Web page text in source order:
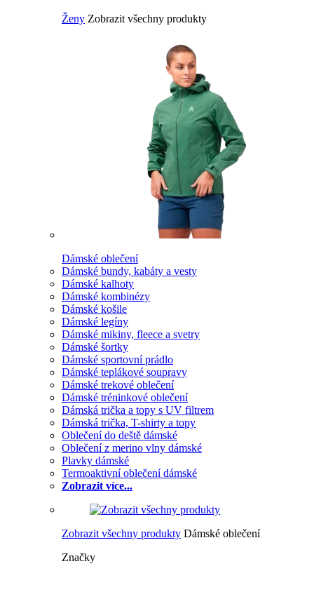
Ženy Zobrazit všechny produkty
Dámské oblečení
Dámské bundy, kabáty a vesty
Dámské kalhoty
Dámské kombinézy
Dámské košile
Dámské legíny
Dámské mikiny, fleece a svetry
Dámské šortky
Dámské sportovní prádlo
Dámské teplákové soupravy
Dámské trekové oblečení
Dámské tréninkové oblečení
Dámská trička a topy s UV filtrem
Dámská trička, T-shirty a topy
Oblečení do deště dámské
Oblečení z merino vlny dámské
Plavky dámské
Termoaktivní oblečení dámské
Zobrazit více...
Zobrazit všechny produkty Dámské oblečení
Značky